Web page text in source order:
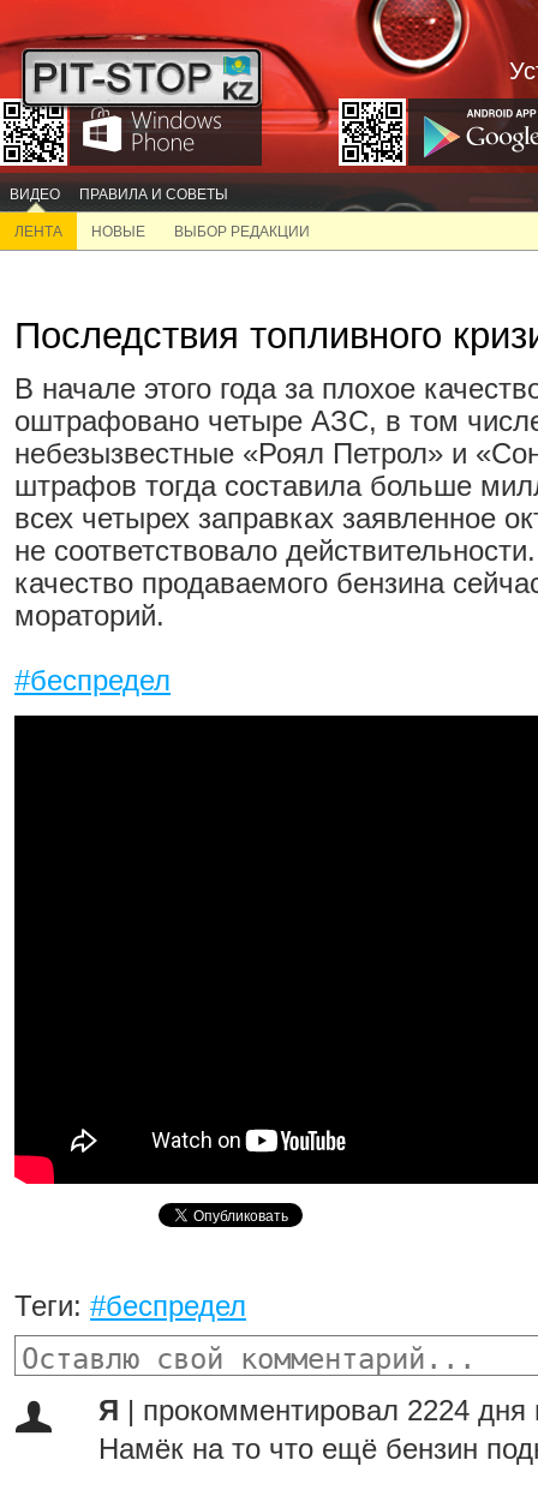
ВИДЕО ПРАВИЛА И СОВЕТЫ
ЛЕНТА НОВЫЕ ВЫБОР РЕДАКЦИИ
Последствия топливного
В начале этого года за плохое
оштрафовано четыре АЗС, в том
небезызвестные «Роял Петрол» и
штрафов тогда составила больше
всех четырех заправках заявленное
не соответствовало
качество продаваемого бензина
мораторий.
#беспредел
Теги: #беспредел
Я
прокомментировал 2224 дня
Намёк на то что ещё бензин